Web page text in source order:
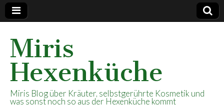
Miris
Hexenküche
Miris Blog über Kräuter, selbstgerührte Kosmetik und
was sonst noch so aus der Hexenküche kommt